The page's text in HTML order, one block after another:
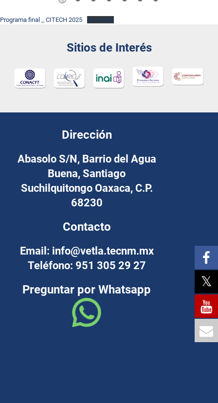
Programa final _ CITECH 2025 Descarga
Sitios de Interés
Dirección
Abasolo S/N, Barrio del Agua
Buena, Santiago
Suchilquitongo Oaxaca, C.P.
68230
Contacto
Email: info@vetla.tecnm.mx
Teléfono: 951 305 29 27
Preguntar por Whatsapp